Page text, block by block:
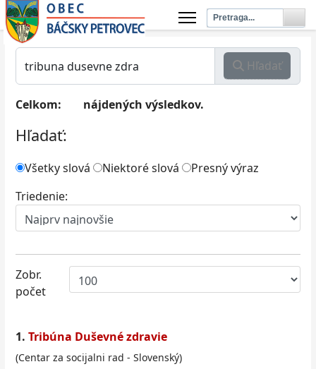
Hľadať
Celkom: nájdených výsledkov.
Hľadať:
Všetky slová Niektoré slová
Presný výraz
Triedenie:
Zobr.
počet
1. Tribúna Duševnézdravie
(Centar za socijalni rad - Slovenský)